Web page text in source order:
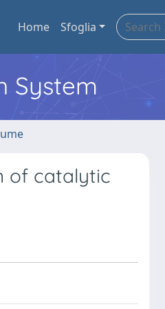
Home Sfoglia
System
of catalytic